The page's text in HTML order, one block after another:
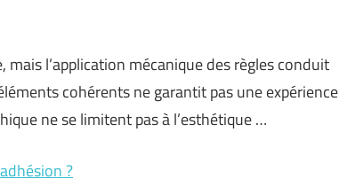
l’application mécanique des règles conduit
cohérents ne garantit pas une expérience
ne se limitent pas à l’esthétique …
?